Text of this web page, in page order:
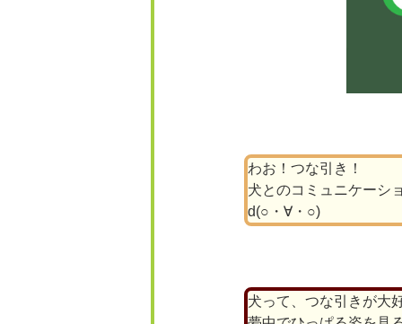
わお！つな引き！
犬とのコミュニケーシ
d(○・∀・○)
犬って、つな引きが大